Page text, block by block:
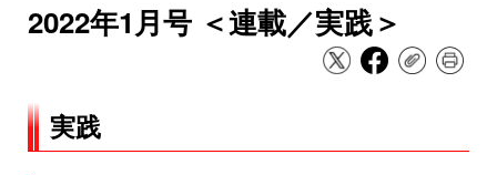
2022年1月号 ＜連載／実践＞
実践